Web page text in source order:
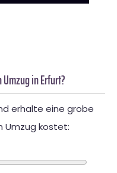
in Erfurt?
erhalte eine grobe
Umzug kostet: